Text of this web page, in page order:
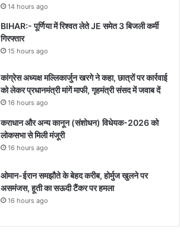
14 hours ago
BIHAR:- पूर्णिया में रिश्वत लेते JE समेत 3 बिजली कर्मी
गिरफ्तार
15 hours ago
कांग्रेस अध्यक्ष मल्लिकार्जुन खरगे ने कहा, छात्रों पर कार्रवाई
को लेकर प्रधानमंत्री मांगें माफी, गृहमंत्री संसद में जवाब दें
16 hours ago
कराधान और अन्य कानून (संशोधन) विधेयक-2026 को
लोकसभा से मिली मंजूरी
16 hours ago
ओमान-ईरान समझौते के बेहद करीब, होर्मुज खुलने पर
असमंजस, हूती का सऊदी टैंकर पर हमला
16 hours ago